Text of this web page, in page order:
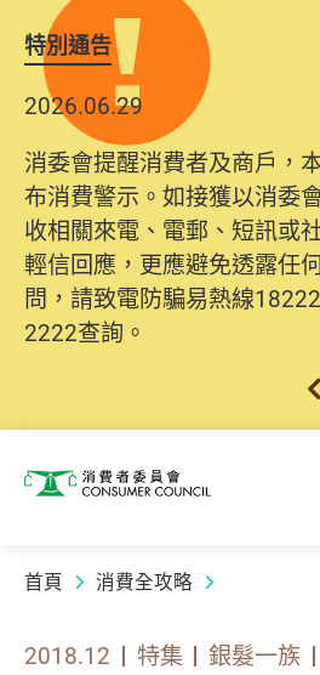
特別通告
2026.06.29
消委會提醒消費者及商戶，
布消費警示。如接獲以消委
收相關來電、電郵、短訊或
輕信回應，更應避免透露任
問，請致電防騙易熱線
2222查詢。
消費者委員會
首頁 消費全攻略
2018.12 特集 銀髮一族